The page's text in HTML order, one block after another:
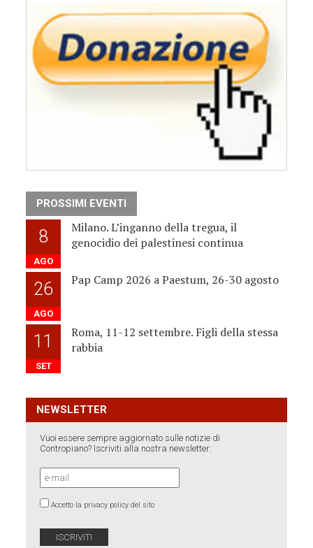
PROSSIMI EVENTI
8
AGO
Milano. L’inganno della tregua, il
genocidio dei palestinesi continua
26
AGO
Pap Camp 2026 a Paestum, 26-30 agosto
11
SET
Roma, 11-12 settembre. Figli della stessa
rabbia
NEWSLETTER
Vuoi essere sempre aggiornato sulle notizie di
Contropiano? Iscriviti alla nostra newsletter:
Accetto la privacy policy del sito